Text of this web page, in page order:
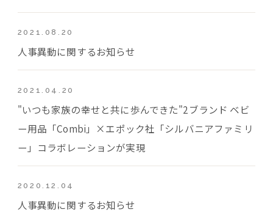
2021.08.20
人事異動に関するお知らせ
2021.04.20
"いつも家族の幸せと共に歩んできた"2ブランド ベビ
ー用品「Combi」×エポック社「シルバニアファミリ
ー」コラボレーションが実現
2020.12.04
人事異動に関するお知らせ